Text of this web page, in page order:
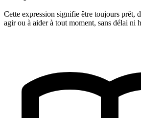
Cette expression signifie être toujours prêt,
agir ou à aider à tout moment, sans délai ni